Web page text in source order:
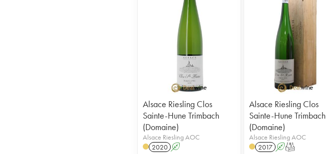
Alsace Riesling Clos
Sainte-Hune Trimbach
(Domaine)
Alsace Riesling AOC
2020 A
Alsace Riesling Clos
Sainte-Hune Trimbach
(Domaine)
Alsace Riesling AOC
2017 AT